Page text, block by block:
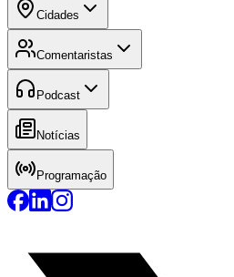
Cidades
Comentaristas
Podcast
Notícias
Programação